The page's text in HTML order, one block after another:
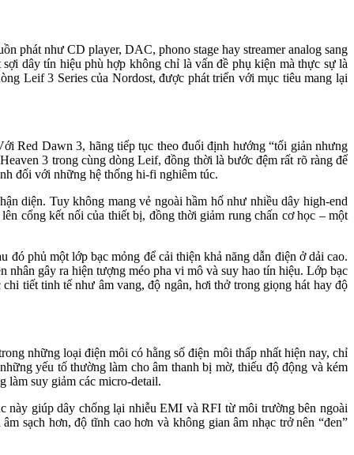
phát như CD player, DAC, phono stage hay streamer analog sang
dây tín hiệu phù hợp không chỉ là vấn đề phụ kiện mà thực sự là
Leif 3 Series của Nordost, được phát triển với mục tiêu mang lại
Red Dawn 3, hãng tiếp tục theo đuổi định hướng “tối giản nhưng
3 trong cùng dòng Leif, đồng thời là bước đệm rất rõ ràng để
đối với những hệ thống hi-fi nghiêm túc.
diện. Tuy không mang vẻ ngoài hầm hố như nhiều dây high-end
cổng kết nối của thiết bị, đồng thời giảm rung chấn cơ học – một
phủ một lớp bạc mỏng để cải thiện khả năng dẫn điện ở dải cao.
gây ra hiện tượng méo pha vi mô và suy hao tín hiệu. Lớp bạc
tiết tinh tế như âm vang, độ ngân, hơi thở trong giọng hát hay độ
những loại điện môi có hằng số điện môi thấp nhất hiện nay, chỉ
yếu tố thường làm cho âm thanh bị mờ, thiếu độ động và kém
làm suy giảm các micro-detail.
này giúp dây chống lại nhiễu EMI và RFI từ môi trường bên ngoài
sạch hơn, độ tĩnh cao hơn và không gian âm nhạc trở nên “đen”